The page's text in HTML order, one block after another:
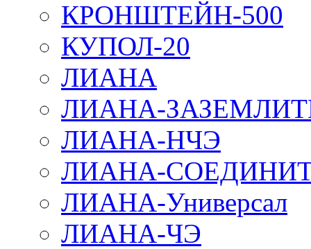
КРОНШТЕЙН-500
КУПОЛ-20
ЛИАНА
ЛИАНА-
ЛИАНА-НЧЭ
ЛИАНА-
ЛИАНА-Универсал
ЛИАНА-ЧЭ